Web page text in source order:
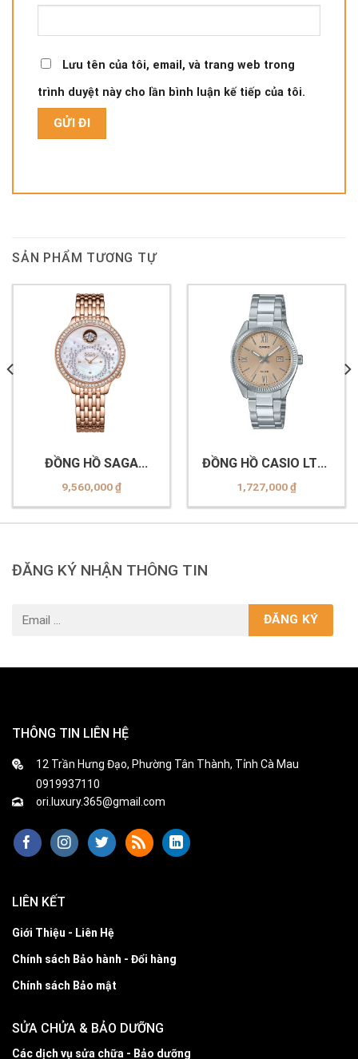
Lưu tên của tôi, email, và trang web trong
trình duyệt này cho lần bình luận kế tiếp của tôi.
SẢN PHẨM TƯƠNG TỰ
ĐỒNG HỒ SAGA
53766-GPMWGP-2
9,560,000₫
ĐỒNG HỒ CASIO LTP-
1302DD-4A2VDF
1,727,000₫
ĐĂNG KÝ NHẬN THÔNG TIN
THÔNG TIN LIÊN HỆ
12 Trần Hưng Đạo, Phường Tân Thành, Tỉnh Cà Mau
0919937110
ori.luxury.365@gmail.com
LIÊN KẾT
Giới Thiệu - Liên Hệ
Chính sách Bảo hành - Đổi hàng
Chính sách Bảo mật
SỬA CHỬA & BẢO DƯỠNG
Các dịch vụ sửa chữa - Bảo dưỡng